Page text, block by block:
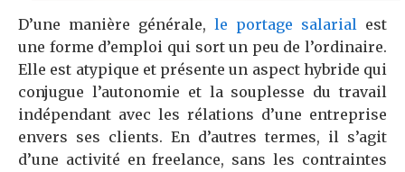
D’une manière générale, le portage salarial est
une forme d’emploi qui sort un peu de l’ordinaire.
Elle est atypique et présente un aspect hybride qui
conjugue l’autonomie et la souplesse du travail
indépendant avec les rélations d’une entreprise
envers ses clients. En d’autres termes, il s’agit
d’une activité en freelance, sans les contraintes